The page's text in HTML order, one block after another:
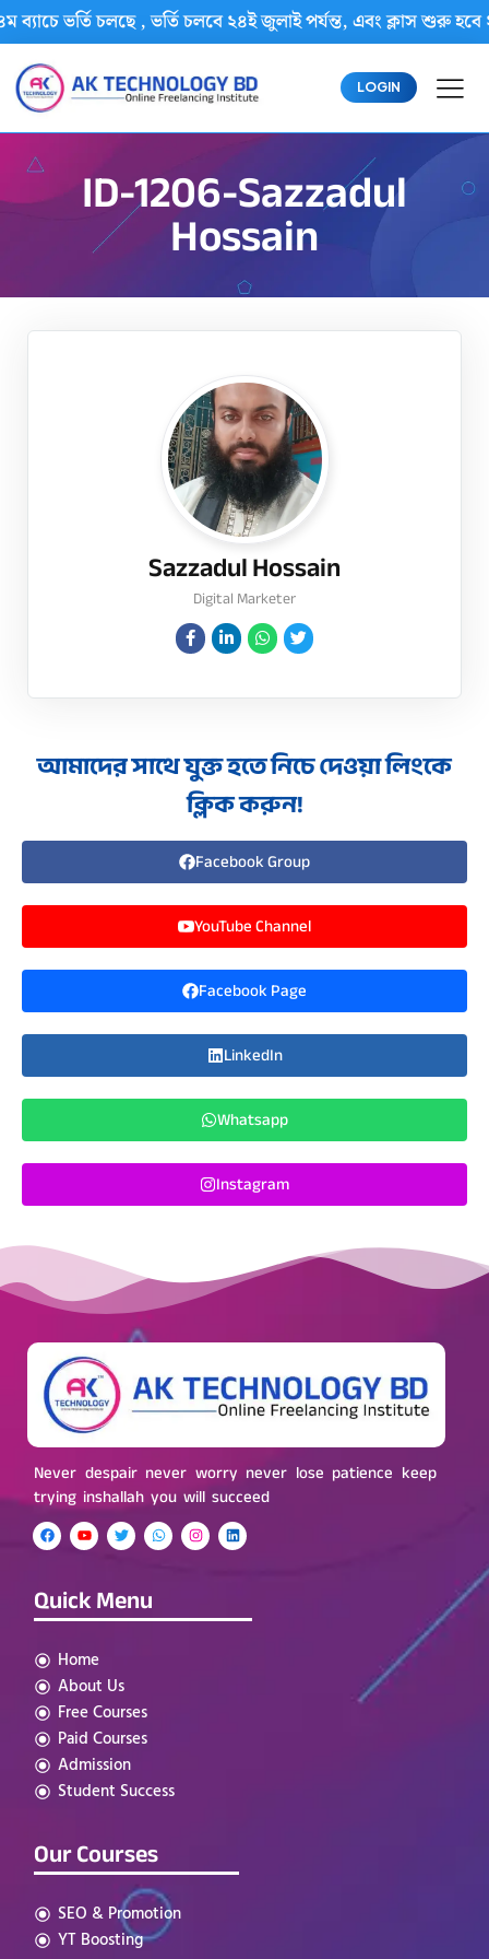
ব্যাচে ভর্তি চলছে , ভর্তি চলবে ২৪ই জুলাই পর্যন্ত, এবং ক্লাস শুরু
LOGIN
ID-1206-Sazzadul
Hossain
Sazzadul Hossain
Digital Marketer
আমাদের সাথে যুক্ত হতে নিচে দেওয়া লিংকে
ক্লিক করুন!
Facebook Group
YouTube Channel
Facebook Page
LinkedIn
Whatsapp
Instagram
Never despair never worry never lose patience keep
trying inshallah you will succeed
Quick Menu
Home
About Us
Free Courses
Paid Courses
Admission
Student Success
Our Courses
SEO & Promotion
YT Boosting